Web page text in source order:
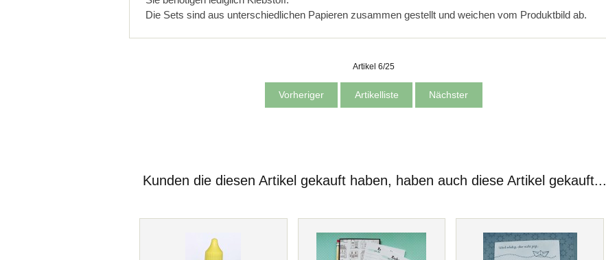
Die Sets sind aus unterschiedlichen Papieren zusammen gestellt und weichen vom Produktbild ab.
Artikel 6/25
Vorheriger Artikelliste Nächster
Kunden die diesen Artikel gekauft haben, haben auch diese Artikel gekauft...